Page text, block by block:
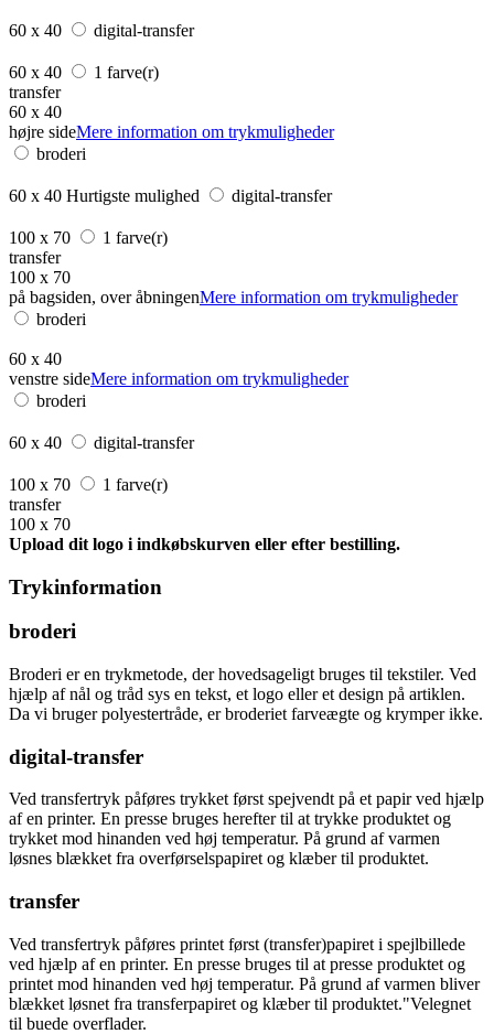
60 x 40 digital-transfer
60 x 40
1 farve(r)
transfer
60 x 40
højre sideMere information om trykmuligheder
broderi
60 x 40 Hurtigste mulighed digital-transfer
100 x 70
1 farve(r)
transfer
100 x 70
på bagsiden, over åbningenMere information om trykmuligheder
broderi
60 x 40
venstre sideMere information om trykmuligheder
broderi
60 x 40 digital-transfer
100 x 70
1 farve(r)
transfer
100 x 70
Upload dit logo i indkøbskurven eller efter bestilling.
Trykinformation
broderi
Broderi er en trykmetode, der hovedsageligt bruges til tekstiler. Ved
hjælp af nål og tråd sys en tekst, et logo eller et design på artiklen.
Da vi bruger polyestertråde, er broderiet farveægte og krymper ikke.
digital-transfer
Ved transfertryk påføres trykket først spejvendt på et papir ved hjælp
af en printer. En presse bruges herefter til at trykke produktet og
trykket mod hinanden ved høj temperatur. På grund af varmen
løsnes blækket fra overførselspapiret og klæber til produktet.
transfer
Ved transfertryk påføres printet først (transfer)papiret i spejlbillede
ved hjælp af en printer. En presse bruges til at presse produktet og
printet mod hinanden ved høj temperatur. På grund af varmen bliver
blækket løsnet fra transferpapiret og klæber til produktet."Velegnet
til buede overflader.